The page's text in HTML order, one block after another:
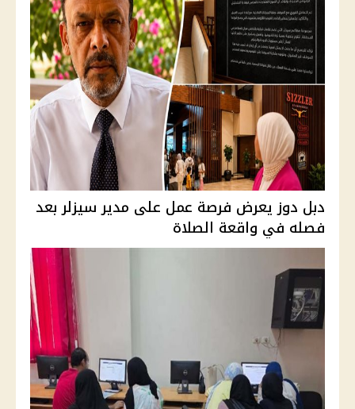
دبل دوز يعرض فرصة عمل على مدير سيزلر بعد
فصله في واقعة الصلاة